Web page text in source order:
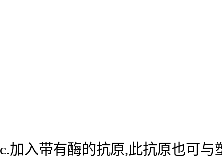
c.加入带有酶的抗原,此抗原也可